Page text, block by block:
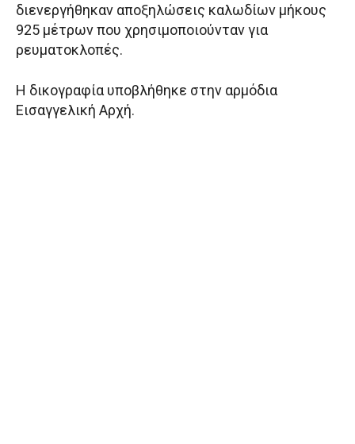
διενεργήθηκαν αποξηλώσεις καλωδίων μήκους
925 μέτρων που χρησιμοποιούνταν για
ρευματοκλοπές.
Η δικογραφία υποβλήθηκε στην αρμόδια
Εισαγγελική Αρχή.